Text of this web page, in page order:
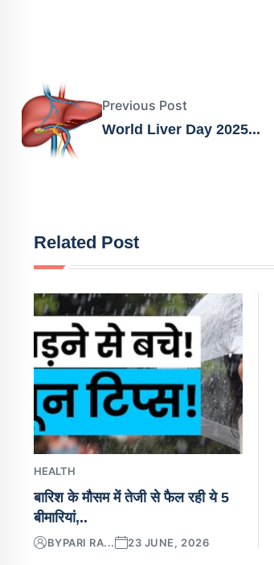
Previous Post
World Liver Day 2025...
Related Post
HEALTH
बारिश के मौसम में तेजी से फैल रही ये 5
बीमारियां,..
BYPARI RA... 23 JUNE, 2026